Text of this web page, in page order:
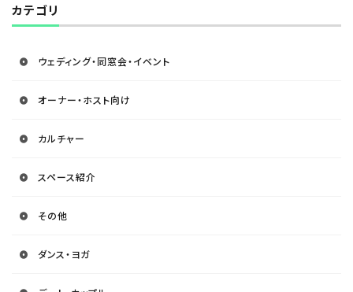
カテゴリ
ウェディング・同窓会・イベント
オーナー・ホスト向け
カルチャー
スペース紹介
その他
ダンス・ヨガ